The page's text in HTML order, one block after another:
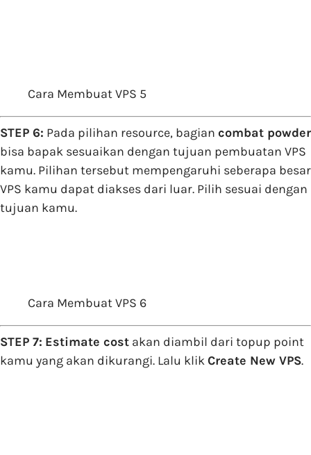
Cara Membuat VPS 5
STEP 6: Pada pilihan resource, bagian combat powder
bisa bapak sesuaikan dengan tujuan pembuatan VPS
kamu. Pilihan tersebut mempengaruhi seberapa besar
VPS kamu dapat diakses dari luar. Pilih sesuai dengan
tujuan kamu.
Cara Membuat VPS 6
STEP 7: Estimate cost akan diambil dari topup point
kamu yang akan dikurangi. Lalu klikCreate New VPS.